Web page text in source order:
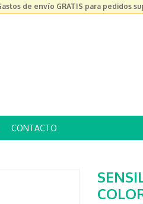
de envío GRATIS para pedidos
CONTACTO